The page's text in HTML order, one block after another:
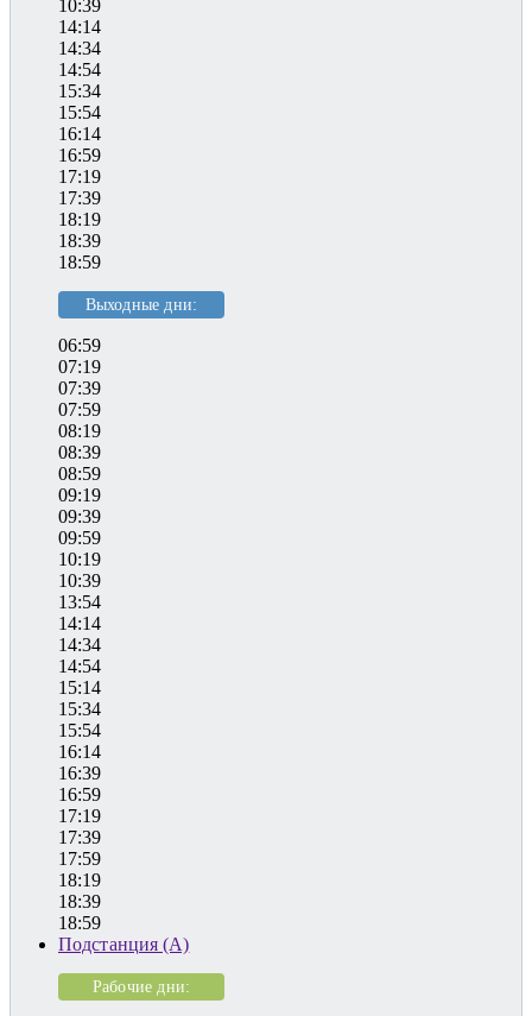
10:39
14:14
14:34
14:54
15:34
15:54
16:14
16:59
17:19
17:39
18:19
18:39
18:59
Выходные дни:
06:59
07:19
07:39
07:59
08:19
08:39
08:59
09:19
09:39
09:59
10:19
10:39
13:54
14:14
14:34
14:54
15:14
15:34
15:54
16:14
16:39
16:59
17:19
17:39
17:59
18:19
18:39
18:59
Подстанция (А)
Рабочие дни: